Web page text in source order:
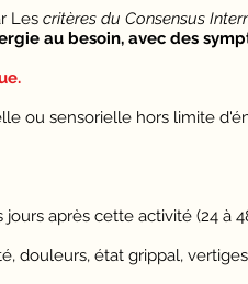
Les critères du Consensus
au besoin, avec des
ou sensorielle hors limite
après cette activité (24 à
douleurs, état grippal,